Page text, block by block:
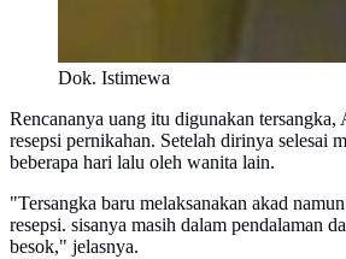
Dok. Istimewa
Rencananya uang itu digunakan
resepsi pernikahan. Setelah dirinya selesai
beberapa hari lalu oleh wanita lain.
"Tersangka baru melaksanakan akad
resepsi. sisanya masih dalam pendalaman
besok," jelasnya.